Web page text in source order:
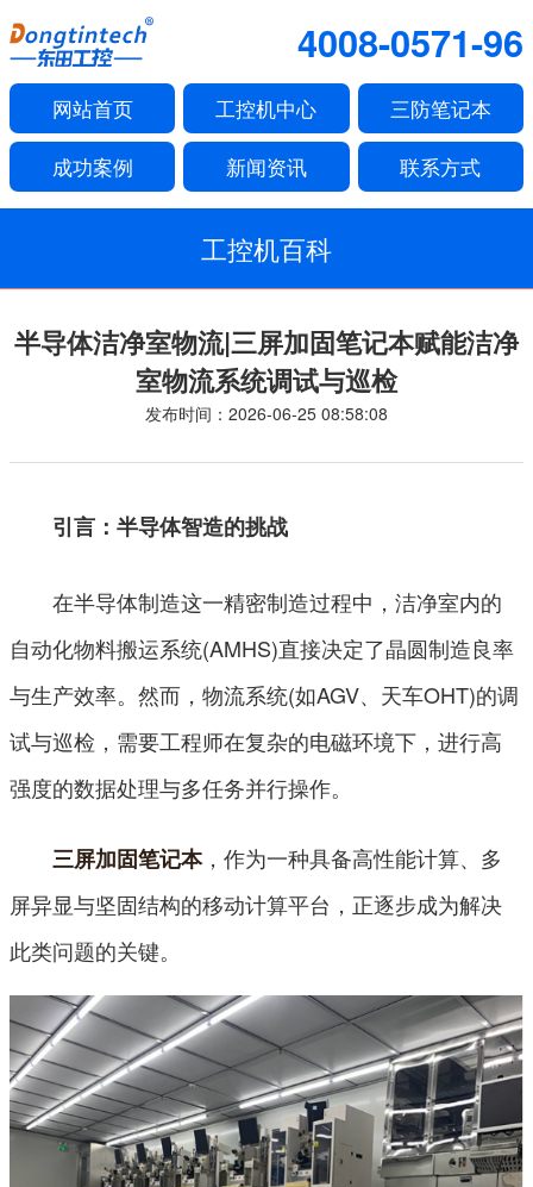
4008-0571-96
网站首页 工控机中心 三防笔记本
成功案例 新闻资讯 联系方式
工控机百科
半导体洁净室物流|三屏加固笔记本赋能洁净
室物流系统调试与巡检
发布时间：2026-06-25 08:58:08
引言：半导体智造的挑战
在半导体制造这一精密制造过程中，洁净室内的
自动化物料搬运系统(AMHS)直接决定了晶圆制造良率
与生产效率。然而，物流系统(如AGV、天车OHT)的调
试与巡检，需要工程师在复杂的电磁环境下，进行高
强度的数据处理与多任务并行操作。
三屏加固笔记本，作为一种具备高性能计算、多
屏异显与坚固结构的移动计算平台，正逐步成为解决
此类问题的关键。